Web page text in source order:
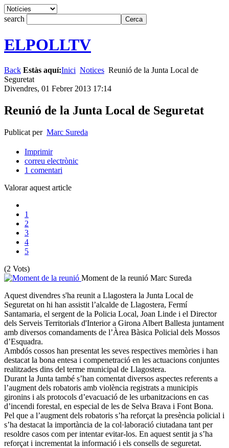
search
ELPOLLTV
Back Estàs aquí:Inici Notices Reunió de la Junta Local de
Seguretat
Divendres, 01 Febrer 2013 17:14
Reunió de la Junta Local de Seguretat
Publicat per Marc Sureda
Imprimir
correu electrònic
1 comentari
Valorar aquest article
1
2
3
4
5
(2 Vots)
Moment de la reunió Marc Sureda
Aquest divendres s'ha reunit a Llagostera la Junta Local de
Seguretat on hi han assistit l’alcalde de Llagostera, Fermí
Santamaria, el sergent de la Policia Local, Joan Linde i el Director
dels Serveis Territorials d'Interior a Girona Albert Ballesta juntament
amb diversos comandaments de l’Àrea Bàsica Policial dels Mossos
d’Esquadra.
Ambdós cossos han presentat les seves respectives memòries i han
destacat la bona entesa i compenetració en les actuacions conjuntes
realitzades dins del terme municipal de Llagostera.
Durant la Junta també s’han comentat diversos aspectes referents a
l’augment dels robatoris amb violència registrats a municipis
gironins i als protocols d’evacuació de les urbanitzacions en cas
d’incendi forestal, en especial de les de Selva Brava i Font Bona.
Pel que a l’augment dels robatoris s’ha reforçat la presència policial i
s’ha destacat la importància de la col·laboració ciutadana tant per
resoldre casos com per intentar evitar-los. En aquest sentit ja s’ha
reforçat i incrementat la informació i els consells de seguretat.